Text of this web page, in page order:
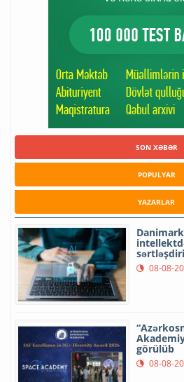
SON XƏBƏR
POPULYAR
YAZARLAR
08-08-
görülüb
08-08-